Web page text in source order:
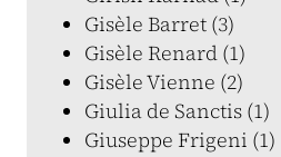
Gisèle Barret (3)
Gisèle Renard (1)
Gisèle Vienne (2)
Giulia de Sanctis (1)
Giuseppe Frigeni (1)